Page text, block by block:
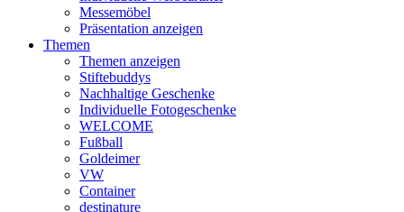
Messemöbel
Präsentation anzeigen
Themen
Themen anzeigen
Stiftebuddys
Nachhaltige Geschenke
Individuelle Fotogeschenke
WELCOME
Fußball
Goldeimer
VW
Container
destinature